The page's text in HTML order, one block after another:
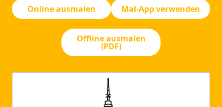
Online ausmalen
Mal-App verwenden
Offline ausmalen
(PDF)